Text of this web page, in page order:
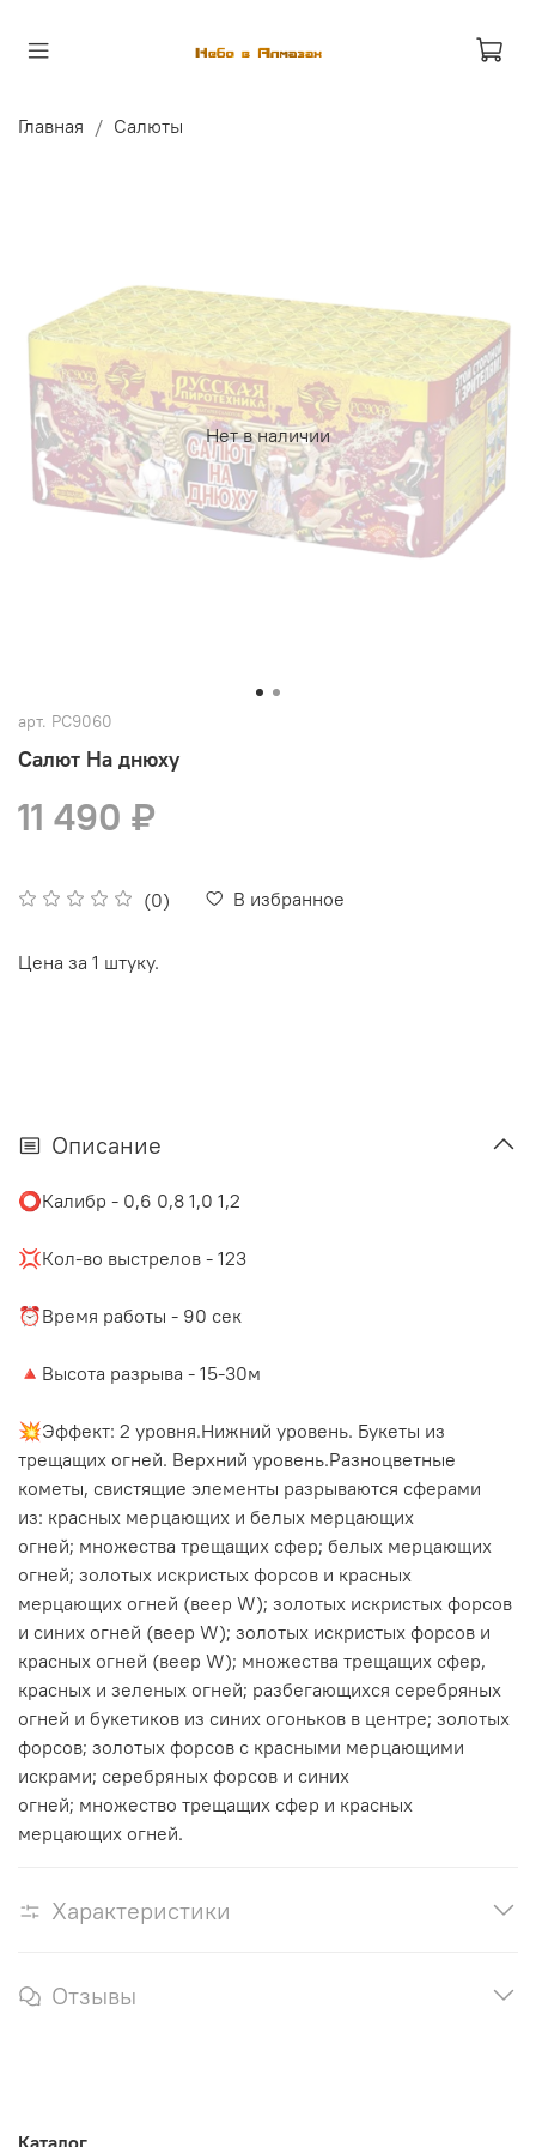
Главная Салюты
Нет в наличии
арт. РС9060
Салют На днюху
(0) В избранное
11 490 ₽
Цена за 1 штуку.
Описание
⭕️Калибр - 0,6 0,8 1,0 1,2
💢Кол-во выстрелов - 123
⏰Время работы - 90 сек
🔺Высота разрыва - 15-30м
💥Эффект: 2 уровня.Нижний уровень. Букеты из
трещащих огней. Верхний уровень.Разноцветные
кометы, свистящие элементы разрываются сферами
из: красных мерцающих и белых мерцающих
огней; множества трещащих сфер; белых мерцающих
огней; золотых искристых форсов и красных
мерцающих огней (веер W); золотых искристых форсов
и синих огней (веер W); золотых искристых форсов и
красных огней (веер W); множества трещащих сфер,
красных и зеленых огней; разбегающихся серебряных
огней и букетиков из синих огоньков в центре; золотых
форсов; золотых форсов с красными мерцающими
искрами; серебряных форсов и синих
огней; множество трещащих сфер и красных
мерцающих огней.
Характеристики
Отзывы
Каталог